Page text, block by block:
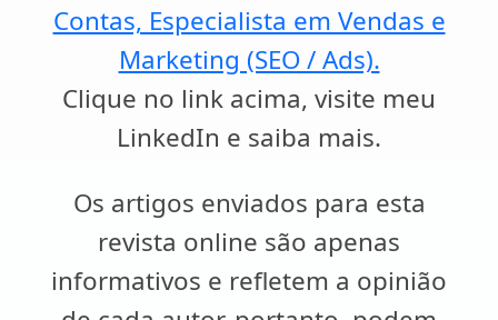
Contas, Especialista em Vendas e
Marketing (SEO / Ads).
Clique no link acima, visite meu
LinkedIn e saiba mais.
Os artigos enviados para esta
revista online são apenas
informativos e refletem a opinião